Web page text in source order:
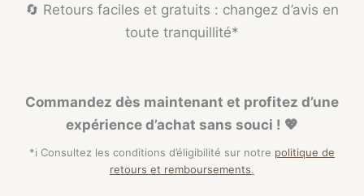
🔄 Retours faciles et gratuits : changez d’avis en
toute tranquillité*
Commandez dès maintenant et profitez d’une
expérience d’achat sans souci ! 💖
*ℹ️ Consultez les conditions d’éligibilité sur notre politique de
retours et remboursements.